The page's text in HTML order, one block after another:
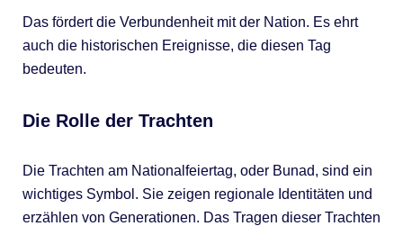
Das fördert die Verbundenheit mit der Nation. Es ehrt
auch die historischen Ereignisse, die diesen Tag
bedeuten.
Die Rolle der Trachten
Die Trachten am Nationalfeiertag, oder Bunad, sind ein
wichtiges Symbol. Sie zeigen regionale Identitäten und
erzählen von Generationen. Das Tragen dieser Trachten